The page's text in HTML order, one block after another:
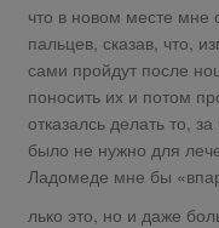
что в новом месте мне
пальцев, сказав, что,
сами пройдут после
поносить их и потом
отказалсь делать то,
было не нужно для
Ладомеде мне бы
лько это, но и даже